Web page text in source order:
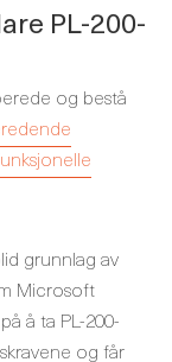
PL-200-
og bestå
grunnlag av
Microsoft
å ta PL-200-
og får